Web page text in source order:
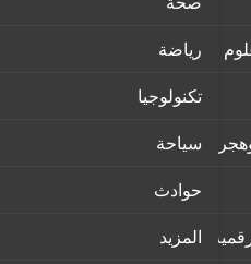
رياضة
تكنولوجيا
سياحة
حوادث
المزيد